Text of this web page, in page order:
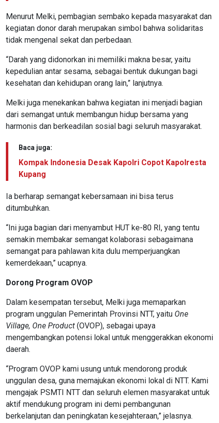
Menurut Melki, pembagian sembako kepada masyarakat dan
kegiatan donor darah merupakan simbol bahwa solidaritas
tidak mengenal sekat dan perbedaan.
“Darah yang didonorkan ini memiliki makna besar, yaitu
kepedulian antar sesama, sebagai bentuk dukungan bagi
kesehatan dan kehidupan orang lain,” lanjutnya.
Melki juga menekankan bahwa kegiatan ini menjadi bagian
dari semangat untuk membangun hidup bersama yang
harmonis dan berkeadilan sosial bagi seluruh masyarakat.
Baca juga:
Kompak Indonesia Desak Kapolri Copot Kapolresta
Kupang
Ia berharap semangat kebersamaan ini bisa terus
ditumbuhkan.
“Ini juga bagian dari menyambut HUT ke-80 RI, yang tentu
semakin membakar semangat kolaborasi sebagaimana
semangat para pahlawan kita dulu memperjuangkan
kemerdekaan,” ucapnya.
Dorong Program OVOP
Dalam kesempatan tersebut, Melki juga memaparkan
program unggulan Pemerintah Provinsi NTT, yaitu One
Village, One Product (OVOP), sebagai upaya
mengembangkan potensi lokal untuk menggerakkan ekonomi
daerah.
“Program OVOP kami usung untuk mendorong produk
unggulan desa, guna memajukan ekonomi lokal di NTT. Kami
mengajak PSMTI NTT dan seluruh elemen masyarakat untuk
aktif mendukung program ini demi pembangunan
berkelanjutan dan peningkatan kesejahteraan,” jelasnya.